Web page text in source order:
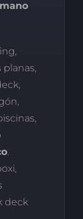
planas,
.
deck